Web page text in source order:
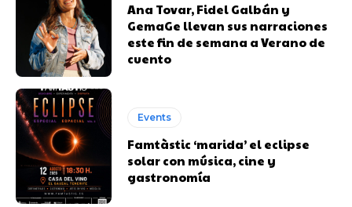
Ana Tovar, Fidel Galbán y
GemaGe llevan sus narraciones
este fin de semana a Verano de
cuento
Events
Famtàstic ‘marida’ el eclipse
solar con música, cine y
gastronomía